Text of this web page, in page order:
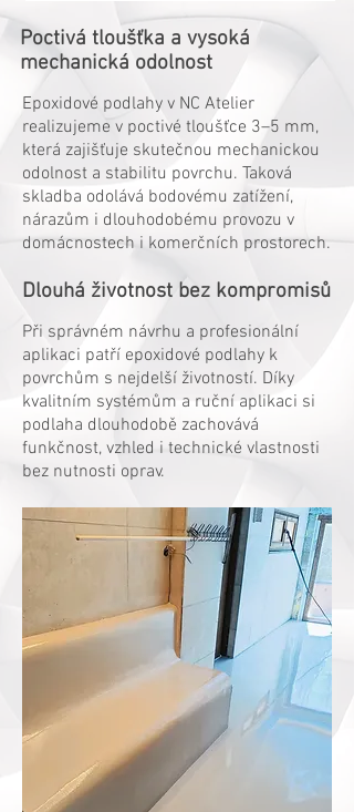
Poctivá tloušťka a vysoká
mechanická odolnost
Epoxidové podlahy v NC Atelier
realizujeme v poctivé tloušťce 3–5 mm,
která zajišťuje skutečnou mechanickou
odolnost a stabilitu povrchu. Taková
skladba odolává bodovému zatížení,
nárazům i dlouhodobému provozu v
domácnostech i komerčních prostorech.
Dlouhá životnost bez kompromisů
Při správném návrhu a profesionální
aplikaci patří epoxidové podlahy k
povrchům s nejdelší životností. Díky
kvalitním systémům a ruční aplikaci si
podlaha dlouhodobě zachovává
funkčnost, vzhled i technické vlastnosti
bez nutnosti oprav.